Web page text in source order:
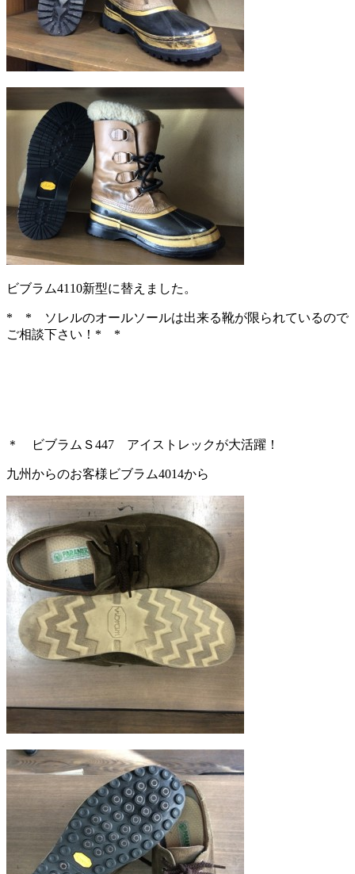
ビブラム4110新型に替えました。
* * ソレルのオールソールは出来る靴が限られているので
ご相談下さい！* *
＊ ビブラムＳ447 アイストレックが大活躍！
九州からのお客様ビブラム4014から